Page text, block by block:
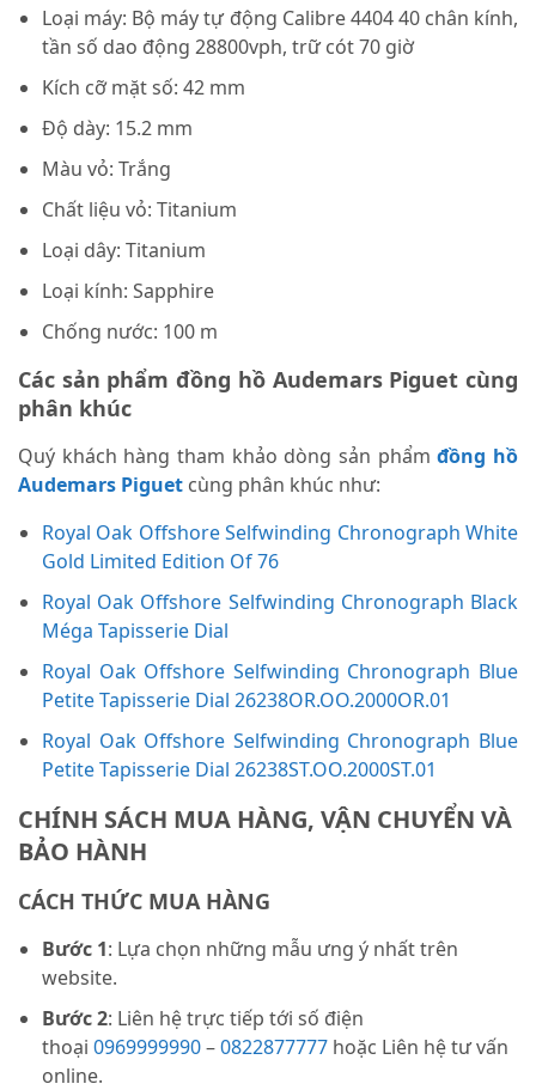
Loại máy: Bộ máy tự động Calibre 4404 40 chân kính,
tần số dao động 28800vph, trữ cót 70 giờ
Kích cỡ mặt số: 42 mm
Độ dày: 15.2 mm
Màu vỏ: Trắng
Chất liệu vỏ: Titanium
Loại dây: Titanium
Loại kính: Sapphire
Chống nước: 100 m
Các sản phẩm đồng hồ Audemars Piguet cùng
phân khúc
Quý khách hàng tham khảo dòng sản phẩmđồng hồ
Audemars Piguet cùng phân khúc như:
Royal Oak Offshore Selfwinding Chronograph White
Gold Limited Edition Of 76
Royal Oak Offshore Selfwinding Chronograph Black
Méga Tapisserie Dial
Royal Oak Offshore Selfwinding Chronograph Blue
Petite Tapisserie Dial 26238OR.OO.2000OR.01
Royal Oak Offshore Selfwinding Chronograph Blue
Petite Tapisserie Dial 26238ST.OO.2000ST.01
CHÍNH SÁCH MUA HÀNG, VẬN CHUYỂN VÀ
BẢO HÀNH
CÁCH THỨC MUA HÀNG
Bước 1: Lựa chọn những mẫu ưng ý nhất trên
website.
Bước 2: Liên hệ trực tiếp tới số điện
thoại 0969999990–0822877777 hoặc Liên hệ tư vấn
online.